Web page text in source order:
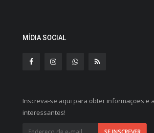
MÍDIA SOCIAL
Inscreva-se aqui para obter informações e
interessantes!